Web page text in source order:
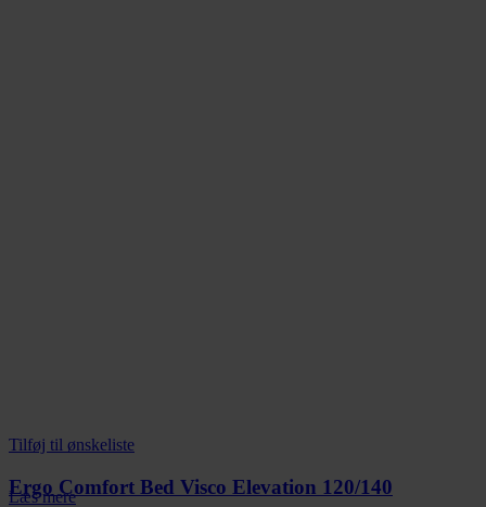
Tilføj til ønskeliste
Ergo Comfort Bed Visco Elevation 120/140
Læs mere